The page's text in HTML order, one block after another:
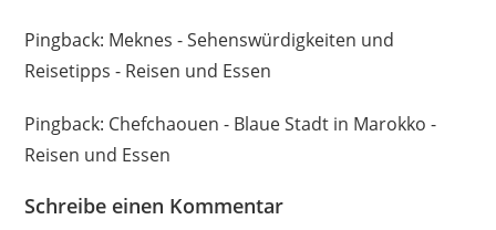
Pingback: Meknes - Sehenswürdigkeiten und
Reisetipps - Reisen und Essen
Pingback: Chefchaouen - Blaue Stadt in Marokko -
Reisen und Essen
Schreibe einen Kommentar